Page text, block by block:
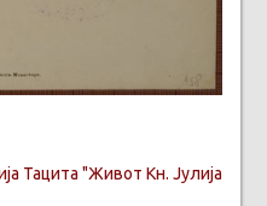
Тацита "Живот Кн. Jулија